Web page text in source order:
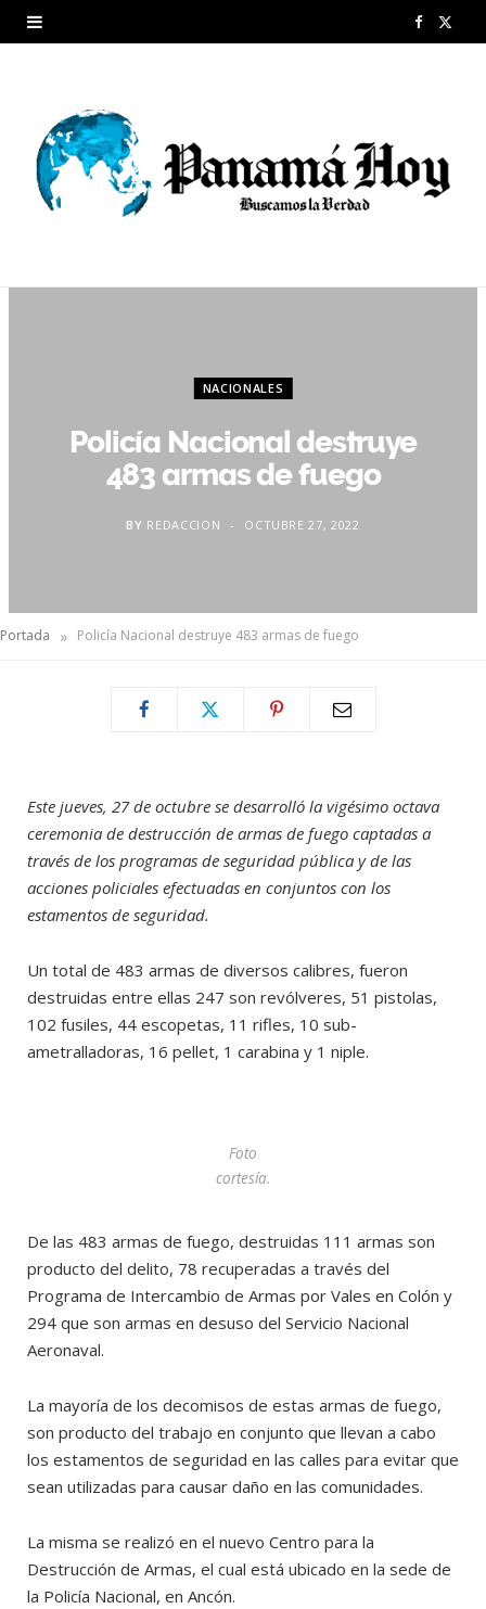
F
b
NACIONALES
Policía Nacional destruye
483 armas de fuego
BY REDACCION OCTUBRE 27, 2022
Portada » Policía Nacional destruye 483 armas de fuego
Este jueves, 27 de octubre se desarrolló la vigésimo octava
ceremonia de destrucción de armas de fuego captadas a
través de los programas de seguridad pública y de las
acciones policiales efectuadas en conjuntos con los
estamentos de seguridad.
Un total de 483 armas de diversos calibres, fueron
destruidas entre ellas 247 son revólveres, 51 pistolas,
102 fusiles, 44 escopetas, 11 rifles, 10 sub-
ametralladoras, 16 pellet, 1 carabina y 1 niple.
Foto
cortesía.
De las 483 armas de fuego, destruidas 111 armas son
producto del delito, 78 recuperadas a través del
Programa de Intercambio de Armas por Vales en Colón y
294 que son armas en desuso del Servicio Nacional
Aeronaval.
La mayoría de los decomisos de estas armas de fuego,
son producto del trabajo en conjunto que llevan a cabo
los estamentos de seguridad en las calles para evitar que
sean utilizadas para causar daño en las comunidades.
La misma se realizó en el nuevo Centro para la
Destrucción de Armas, el cual está ubicado en la sede de
la Policía Nacional, en Ancón.